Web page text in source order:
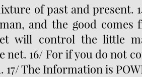
of past and present.
and the good comes
will control the little
net. 16/ For if you do not
The Information is